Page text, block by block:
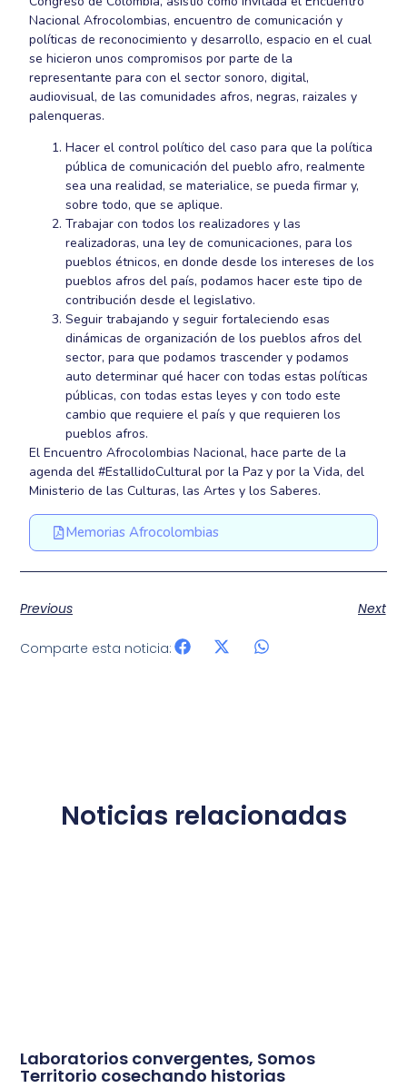
Nacional Afrocolombias, encuentro de comunicación y
políticas de reconocimiento y desarrollo, espacio en el cual
se hicieron unos compromisos por parte de la
representante para con el sector sonoro, digital,
audiovisual, de las comunidades afros, negras, raizales y
palenqueras.
Hacer el control político del caso para que la política
pública de comunicación del pueblo afro, realmente
sea una realidad, se materialice, se pueda firmar y,
sobre todo, que se aplique.
Trabajar con todos los realizadores y las
realizadoras, una ley de comunicaciones, para los
pueblos étnicos, en donde desde los intereses de los
pueblos afros del país, podamos hacer este tipo de
contribución desde el legislativo.
Seguir trabajando y seguir fortaleciendo esas
dinámicas de organización de los pueblos afros del
sector, para que podamos trascender y podamos
auto determinar qué hacer con todas estas políticas
públicas, con todas estas leyes y con todo este
cambio que requiere el país y que requieren los
pueblos afros.
El Encuentro Afrocolombias Nacional, hace parte de la
agenda del #EstallidoCultural por la Paz y por la Vida, del
Ministerio de las Culturas, las Artes y los Saberes.
Memorias Afrocolombias
Previous Next
Comparte esta noticia:
Noticias relacionadas
Laboratorios convergentes, Somos
Territorio cosechando historias